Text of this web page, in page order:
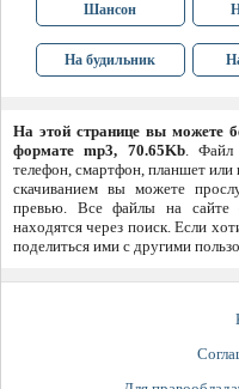
Шансон
На будильник
На этой странице вы можете
формате mp3, 70.65Kb. Файл
телефон, смартфон, планшет или
скачиванием вы можете
превью. Все файлы на сайте
находятся через поиск. Если
поделиться ими с другими